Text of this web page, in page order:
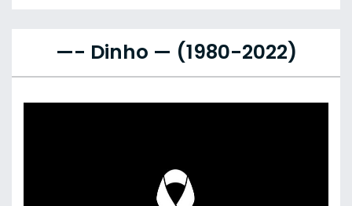
—- Dinho — (1980-2022)